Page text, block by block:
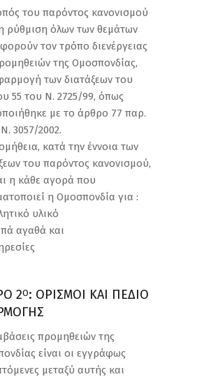
του παρόντος κανονισμού
η ρύθμιση όλων των θεμάτων
τον τρόπο διενέργειας
της Ομοσπονδίας,
των διατάξεων του
55 του Ν. 2725/99, όπως
με το άρθρο 77 παρ.
3057/2002.
κατά την έννοια των
του παρόντος κανονισμού,
η κάθε αγορά που
η Ομοσπονδία για :
υλικό
αγαθά και
2Ο: ΟΡΙΣΜΟΙ ΚΑΙ ΠΕΔΙΟ
προμηθειών της
είναι οι εγγράφως
μεταξύ αυτής και